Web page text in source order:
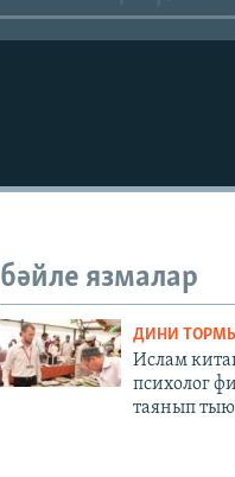
бәйле язмалар
ДИНИ
Ислам
психолог
таянып тыю